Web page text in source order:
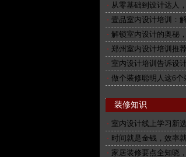
从零基础到设计达人
壹品室内设计培训：
解锁室内设计的奥秘
郑州室内设计培训推
室内设计培训告诉设
做个装修聪明人这6
装修知识
室内设计线上学习
时间就是金钱，效率
家居装修要点全知晓